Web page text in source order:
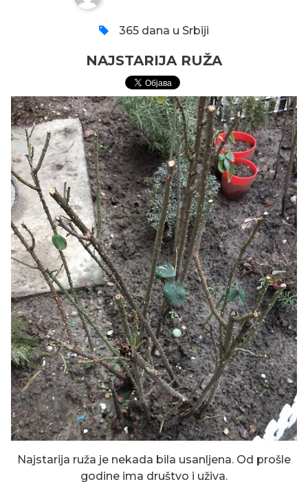
365 dana u Srbiji
NAJSTARIJA RUŽA
Najstarija ruža je nekada bila usanljena. Od prošle
godine ima društvo i uživa.